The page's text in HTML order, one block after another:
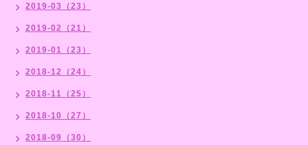
2019-03（23）
2019-02（21）
2019-01（23）
2018-12（24）
2018-11（25）
2018-10（27）
2018-09（30）